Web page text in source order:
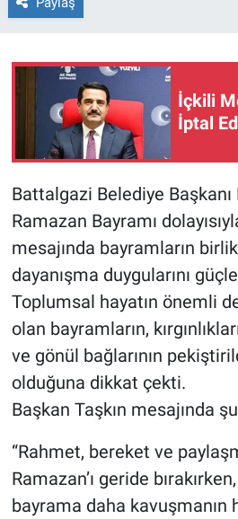
İçkili
İptal
Battalgazi Belediye Başkanı
Ramazan Bayramı
mesajında bayramların
dayanışma duygularını
Toplumsal hayatın önemli
olan bayramların,
ve gönül bağlarının
olduğuna dikkat çekti.
Başkan Taşkın mesajında
“Rahmet, bereket ve
Ramazan’ı geride
bayrama daha kavuşmanın